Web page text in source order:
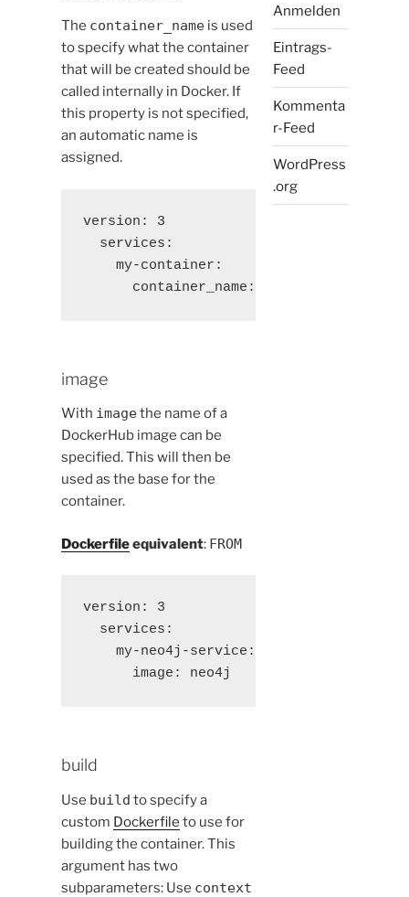
The container_name is used
to specify what the container
that will be created should be
called internally in Docker. If
this property is not specified,
an automatic name is
assigned.
version: 3
  services:
    my-container:
      container_name: my-container
image
With imagethe name of a
DockerHub image can be
specified. This will then be
used as the base for the
container.
Dockerfileequivalent: FROM
version: 3
  services:
    my-neo4j-service:
      image: neo4j
build
Use build to specify a
custom Dockerfile to use for
building the container. This
argument has two
subparameters: Use context
Anmelden
Eintrags-
Feed
Kommenta
r-Feed
WordPress
.org